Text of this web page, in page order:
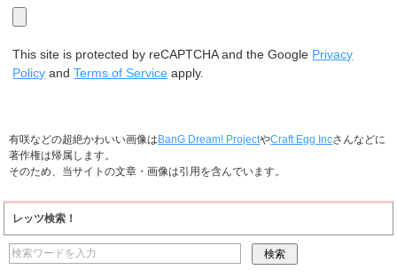
This site is protected by reCAPTCHA and the Google Privacy
Policy andTerms of Service apply.
有咲などの超絶かわいい画像はBanG Dream! ProjectやCraft Egg Incさんなどに
著作権は帰属します。
そのため、当サイトの文章・画像は引用を含んでいます。
レッツ検索！